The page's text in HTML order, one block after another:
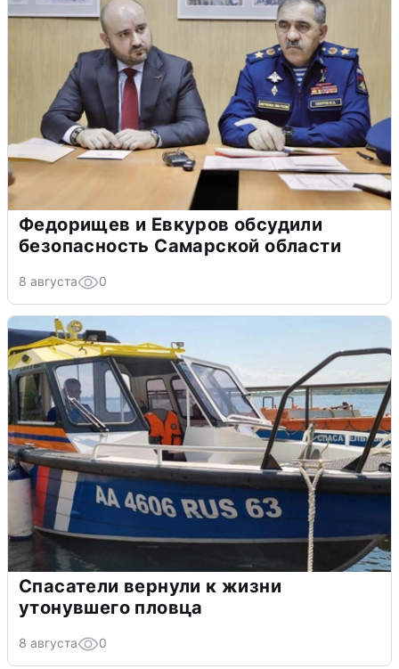
Федорищев и Евкуров обсудили
безопасность Самарской области
8 августа 0
Спасатели вернули к жизни
утонувшего пловца
8 августа 0